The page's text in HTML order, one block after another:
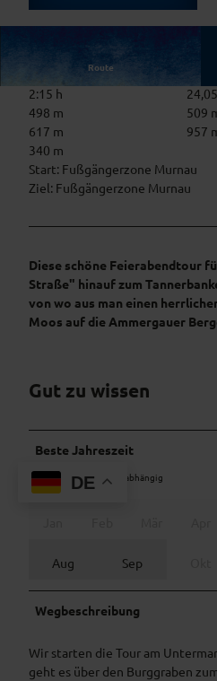
Route
2:15 h
498 m
509
617 m
957
340 m
Start: Fußgängerzone Murnau
Ziel: Fußgängerzone Murnau
Diese schöne Feierabendtour
Straße" hinauf zum
von wo aus man einen
Moos auf die Ammergauer
Gut zu wissen
Beste Jahreszeit
geeignet wetterabhängig
Aug Sep
Wegbeschreibung
Wir starten die Tour am
geht es über den Burggraben
DE